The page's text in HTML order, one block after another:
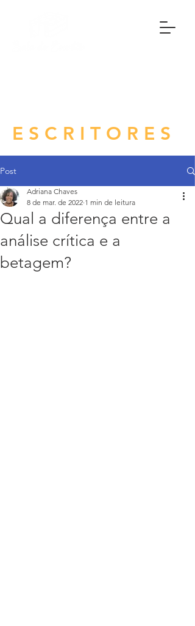
ESCRITORES
Post
Qual a diferença entre a
análise crítica e a
betagem?
Adriana Chaves
8 de mar. de 2022 1 min de leitura